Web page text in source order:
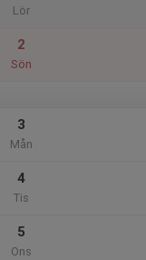
Lör
2
Sön
3
Mån
4
Tis
5
Ons